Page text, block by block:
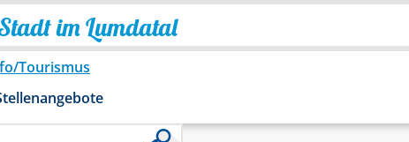
im Lumdatal
Tourismus